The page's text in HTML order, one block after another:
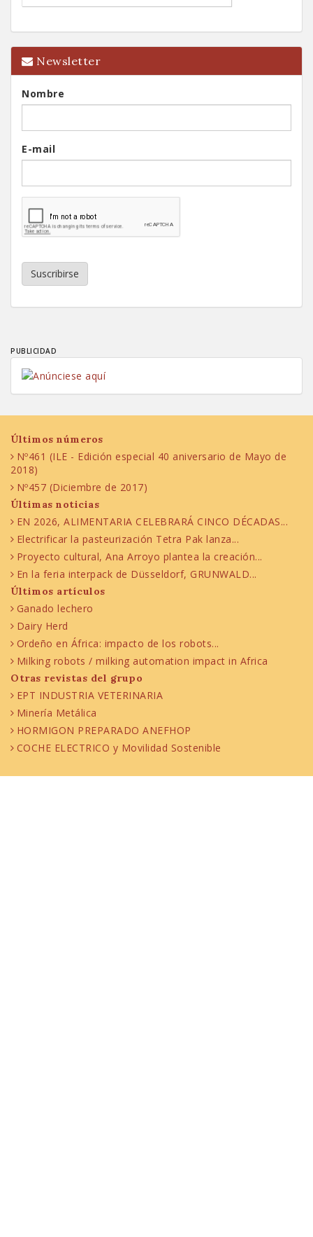
Newsletter
Nombre
E-mail
Suscribirse
PUBLICIDAD
Últimos números
Nº461 (ILE - Edición especial 40 aniversario de Mayo de
2018)
Nº457 (Diciembre de 2017)
Últimas noticias
EN 2026, ALIMENTARIA CELEBRARÁ CINCO DÉCADAS...
Electrificar la pasteurización Tetra Pak lanza...
Proyecto cultural, Ana Arroyo plantea la creación...
En la feria interpack de Düsseldorf, GRUNWALD...
Últimos artículos
Ganado lechero
Dairy Herd
Ordeño en África: impacto de los robots...
Milking robots / milking automation impact in Africa
Otras revistas del grupo
EPT INDUSTRIA VETERINARIA
Minería Metálica
HORMIGON PREPARADO ANEFHOP
COCHE ELECTRICO y Movilidad Sostenible